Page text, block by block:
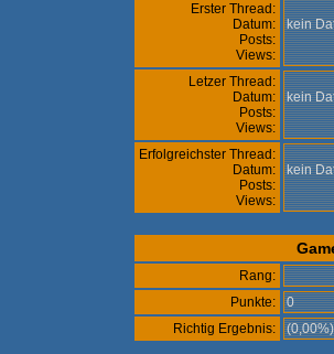
Erster Thread:
Datum:
Posts:
Views:
kein
Letzer Thread:
Datum:
Posts:
Views:
kein
Erfolgreichster Thread:
Datum:
Posts:
Views:
kein
Rang:
Punkte:
0
Richtig Ergebnis: